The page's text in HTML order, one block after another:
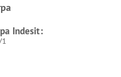
Indesit
Indesit: